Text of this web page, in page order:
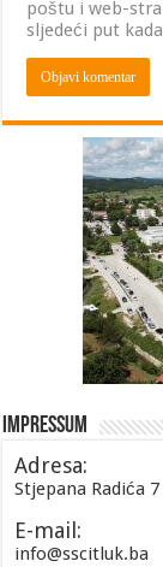
poštu i web-
sljedeći put
Impressum
Adresa:
Stjepana Radića
E-mail:
info@sscitluk.ba